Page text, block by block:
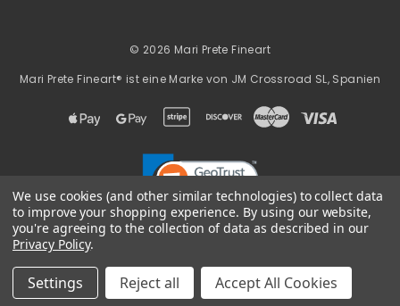
© 2026 Mari Prete Fineart
Mari Prete Fineart® ist eine Marke von JM Crossroad SL, Spanien
Hinweise
|
Bedingungen
und
Konditionen
|Datenschutzbestimmungen|Datenschutz
We use cookies (and other similar technologies) to collect data
to improve your shopping experience. By using our website,
you're agreeing to the collection of data as described in our
Privacy Policy.
Settings Reject all Accept All Cookies